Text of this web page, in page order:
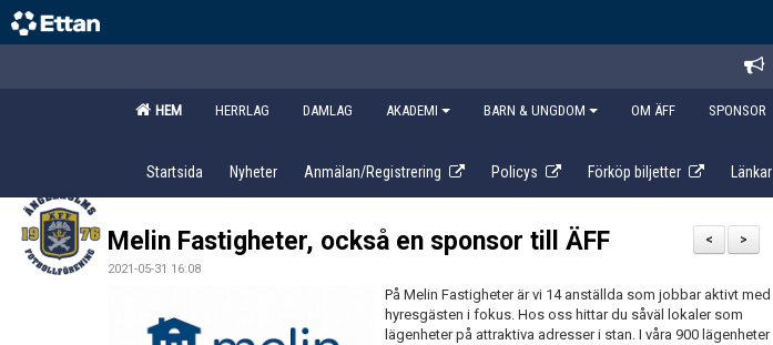
HEM HERRLAG DAMLAG AKADEMI BARN & UNGDOM OM ÄFF SPONSOR
Startsida Nyheter Anmälan/Registrering Policys Förköp biljetter Länkar
>
<
Melin Fastigheter, också en sponsor till ÄFF
2021-05-31 16:08
På Melin Fastigheter är vi 14 anställda som jobbar aktivt med
hyresgästen i fokus. Hos oss hittar du såväl lokaler som
lägenheter på attraktiva adresser i stan. I våra 900 lägenheter